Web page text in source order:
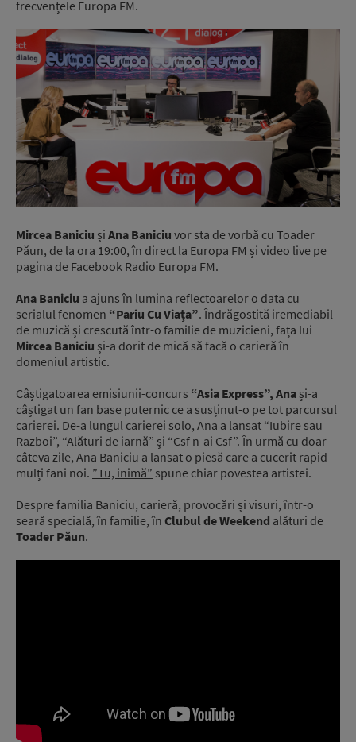
frecvențele Europa FM.
Mircea Baniciu și Ana Baniciu vor sta de vorbă cu Toader
Păun, de la ora 19:00, în direct la Europa FM și video live pe
pagina de Facebook Radio Europa FM.
Ana Baniciu a ajuns în lumina reflectoarelor o data cu
serialul fenomen “Pariu Cu Viața”. Îndrăgostită iremediabil
de muzică și crescută într-o familie de muzicieni, fața lui
Mircea Baniciu și-a dorit de mică să facă o carieră în
domeniul artistic.
Câștigatoarea emisiunii-concurs “Asia Express”, Ana și-a
câștigat un fan base puternic ce a susținut-o pe tot parcursul
carierei. De-a lungul carierei solo, Ana a lansat “Iubire sau
Razboi”, “Alături de iarnă” și “Csf n-ai Csf”. În urmă cu doar
câteva zile, Ana Baniciu a lansat o piesă care a cucerit rapid
mulți fani noi. ”Tu, inimă” spune chiar povestea artistei.
Despre familia Baniciu, carieră, provocări și visuri, într-o
seară specială, în familie, în Clubul de Weekend alături de
Toader Păun.